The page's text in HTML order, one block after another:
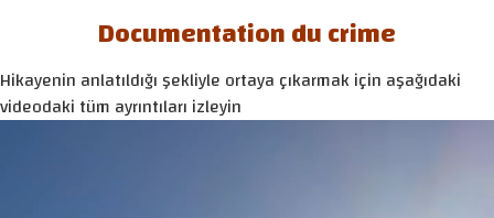
Documentation du crime
Hikayenin anlatıldığı şekliyle ortaya çıkarmak için aşağıdaki
videodaki tüm ayrıntıları izleyin